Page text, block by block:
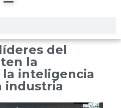
del
la
inteligencia
industria